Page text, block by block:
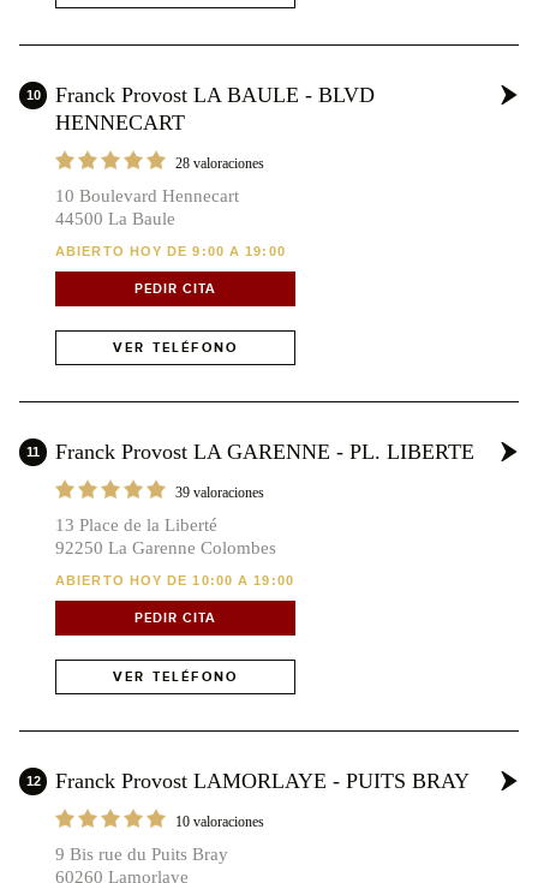
10
Franck Provost LA BAULE - BLVD
HENNECART
28 valoraciones
10 Boulevard Hennecart
44500 La Baule
ABIERTO HOY DE 9:00 A 19:00
PEDIR CITA
VER TELÉFONO
11 Franck Provost LA GARENNE - PL. LIBERTE
39 valoraciones
13 Place de la Liberté
92250 La Garenne Colombes
ABIERTO HOY DE 10:00 A 19:00
PEDIR CITA
VER TELÉFONO
12 Franck Provost LAMORLAYE - PUITS BRAY
10 valoraciones
9 Bis rue du Puits Bray
60260 Lamorlaye